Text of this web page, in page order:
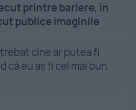
printre bariere, în
publice imaginile
cine ar putea fi
că eu aș fi cel mai bun